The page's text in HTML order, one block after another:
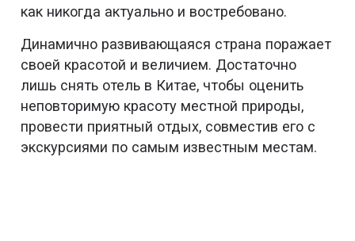
как никогда актуально и востребовано.
Динамично развивающаяся страна поражает
своей красотой и величием. Достаточно
лишь снять отель в Китае, чтобы оценить
неповторимую красоту местной природы,
провести приятный отдых, совместив его с
экскурсиями по самым известным местам.